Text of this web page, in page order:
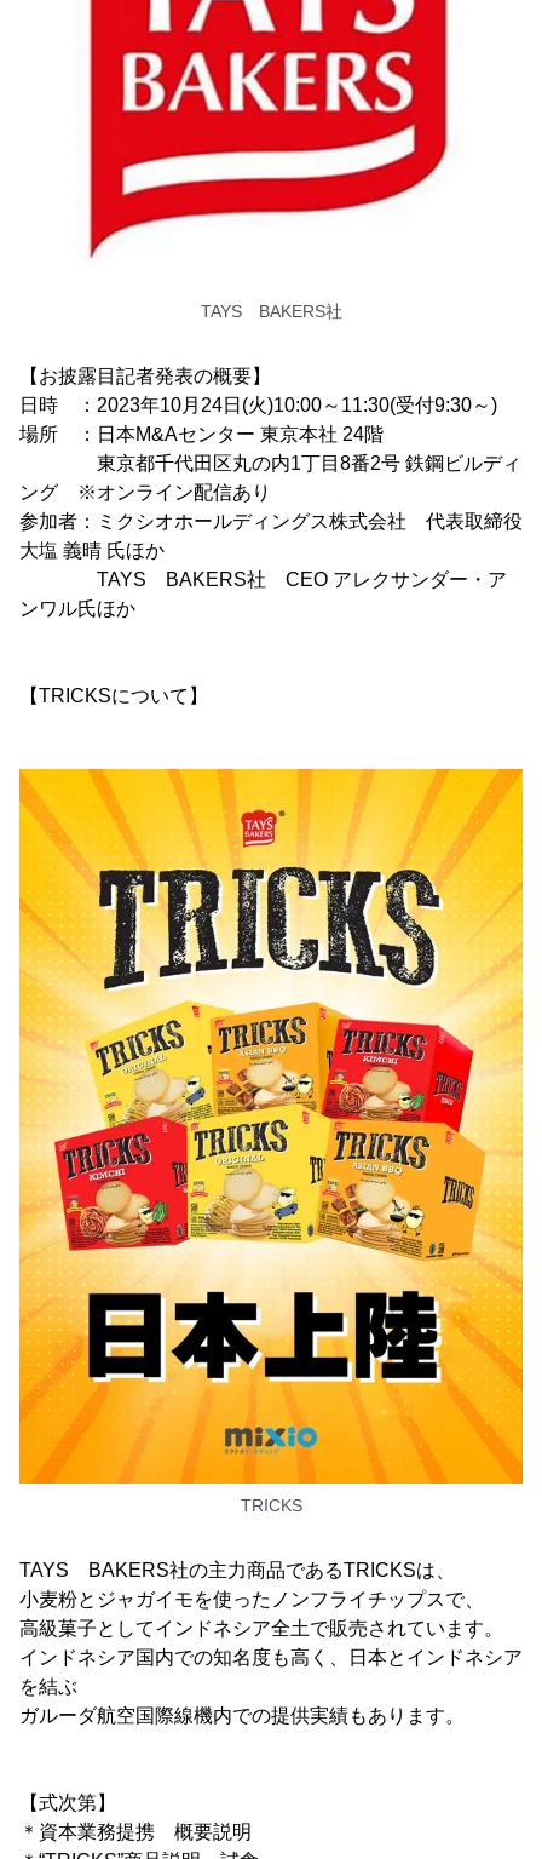
TAYS BAKERS社
【お披露目記者発表の概要】
日時 ：2023年10月24日(火)10:00～11:30(受付9:30～)
場所 ：日本M&Aセンター 東京本社 24階
東京都千代田区丸の内1丁目8番2号 鉄鋼ビルディ
ング ※オンライン配信あり
参加者：ミクシオホールディングス株式会社 代表取締役
大塩 義晴 氏ほか
TAYS BAKERS社 CEO アレクサンダー・ア
ンワル氏ほか
【TRICKSについて】
TRICKS
TAYS BAKERS社の主力商品であるTRICKSは、
小麦粉とジャガイモを使ったノンフライチップスで、
高級菓子としてインドネシア全土で販売されています。
インドネシア国内での知名度も高く、日本とインドネシア
を結ぶ
ガルーダ航空国際線機内での提供実績もあります。
【式次第】
＊資本業務提携 概要説明